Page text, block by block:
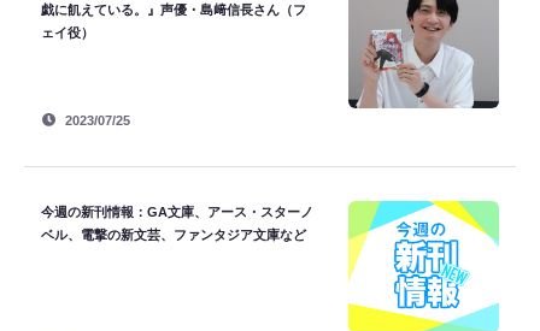
戯に飢えている。』声優・島﨑信長さん（フ
ェイ役）
2023/07/25
今週の新刊情報：GA文庫、アース・スターノ
ベル、電撃の新文芸、ファンタジア文庫など